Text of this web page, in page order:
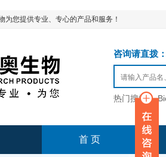
为您提供专业、专心的产品和服务！
咨询请直拨
热门搜索：
首 页